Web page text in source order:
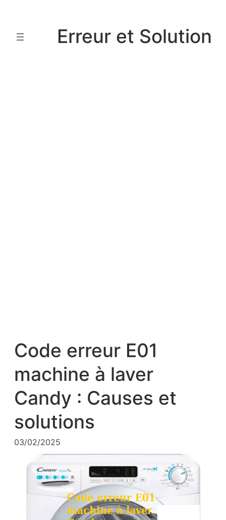
contenu
Erreur et Solution
Code erreur E01
machine à laver
Candy : Causes et
solutions
03/02/2025